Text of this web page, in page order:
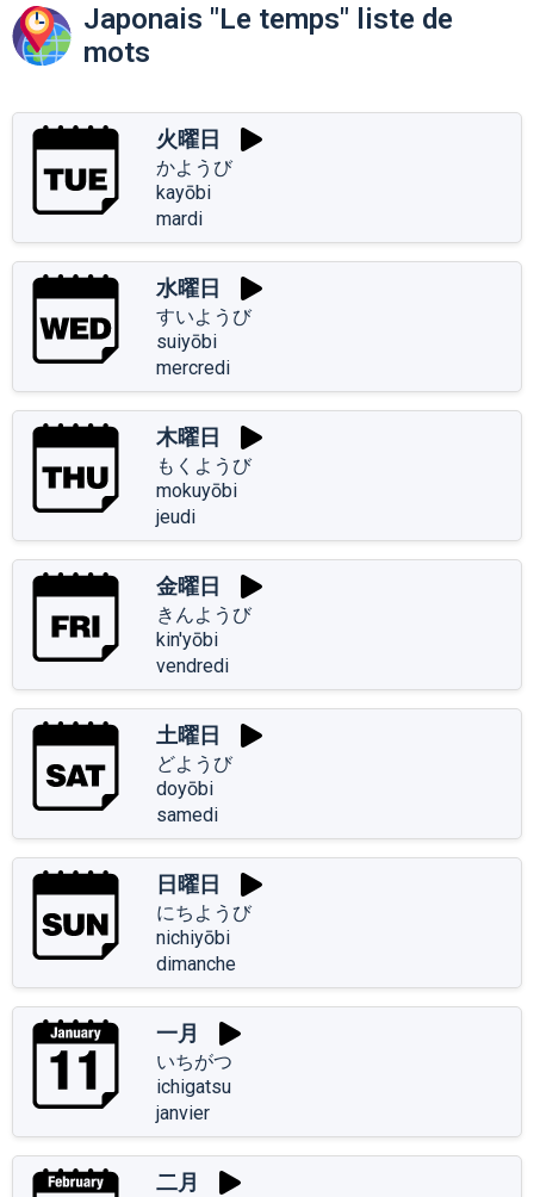
Japonais "Le temps" liste de
mots
火曜日
かようび
kayōbi
mardi
水曜日
すいようび
suiyōbi
mercredi
木曜日
もくようび
mokuyōbi
jeudi
金曜日
きんようび
kin'yōbi
vendredi
土曜日
どようび
doyōbi
samedi
日曜日
にちようび
nichiyōbi
dimanche
一月
いちがつ
ichigatsu
janvier
二月